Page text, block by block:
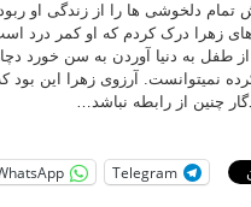
دلخوشی ها را از زندگی او ربود.
زهرا درک کردم که او کمر درد
طفل به دنیا آوردن به سن خورد
نمیتوانست. آرزوی زهرا این بود که
چنین از رابطه نباشد…
Telegram
WhatsApp